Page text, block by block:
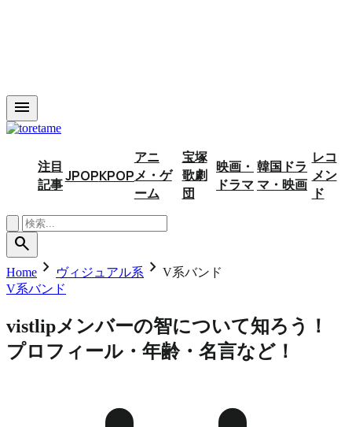
menu
注目
記事JPOPKPOP
アニ
メ・ゲ
ーム
宝塚
歌劇
団
映画・
ドラマ
韓国ドラ
マ・映画
レコ
メン
ド
search
Home chevron_right ヴィジュアル系 chevron_right V系バンド
V系バンド
vistlipメンバーの智について知ろう！
プロフィール・年齢・名言など！